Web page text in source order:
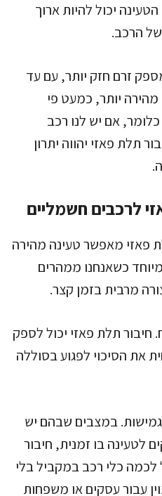
יכול להיות ארוך
של הרכב.
זרם חזק יותר, עם עד
מהירה יותר, כמעט פי
אם יש לנו רכב
תלת פאזי יהווה יתרון
לרכבים חשמליים
פאזי מאפשר טעינה מהירה
כשאנחנו ממהרים
מרבית בזמן קצר.
חיבור תלת פאזי יכול לספק
את הסיכוי לפגוע בסוללה
גמישות. במצבים שבהם יש
לטעינה בו זמנית, חיבור
כלי רכב במקביל בלי
עבור עסקים או משפחות